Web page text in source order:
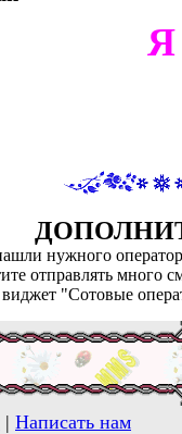
Я
нужного
отправлять много
виджет "Сотовые
| Написать нам